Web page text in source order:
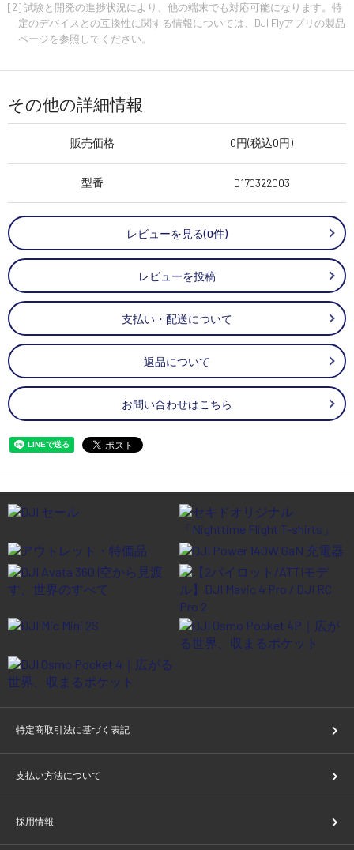
[2] 試験と開発の進捗状況により、他の端末でも対応可能になります。特
定のデバイスとの互換性に関する情報については、DJI Flyアプリの製品
ページを参照してください。
その他の詳細情報
販売価格 0円(税込0円)
型番 D170322003
レビューを見る(0件)
レビューを投稿
支払い・配送について
返品について
お問い合わせはこちら
特定商取引法に基づく表記
支払い方法について
採用情報